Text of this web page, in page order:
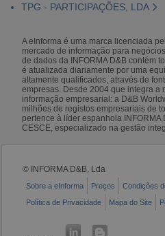
TPG - PARTICIPAÇÕES, LDA
A eInforma é uma marca licenciada
mercado de informação para
de dados da INFORMA D&B contém
é atualizada diariamente por uma
altamente qualificados, através de
empresas. Desde 2004 que integra a
informação empresarial: a D&B
milhões de registos empresariais de
pertence à líder espanhola INFORMA
CESCE, especializado na gestão
© INFORMA D&B, Lda
Sobre a eInforma Preços Condições
Política de Privacidade
Mapa do Site